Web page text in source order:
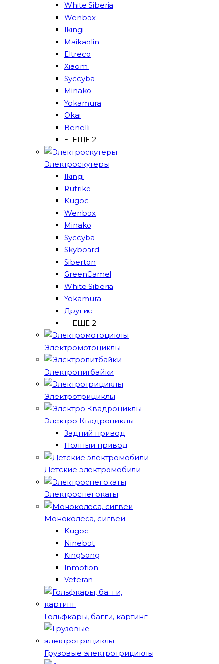
White Siberia
Wenbox
Ikingi
Maikaolin
Eltreco
Xiaomi
Syccyba
Minako
Yokamura
Okai
Benelli
+ ЕЩЕ 2
Электроскутеры
Ikingi
Rutrike
Kugoo
Wenbox
Minako
Syccyba
Skyboard
Siberton
GreenCamel
White Siberia
Yokamura
Другие
+ ЕЩЕ 2
Электромотоциклы
Электропитбайки
Электротрициклы
Электро Квадроциклы
Задний привод
Полный привод
Детские электромобили
Электроснегокаты
Моноколеса, сигвеи
Kugoo
Ninebot
KingSong
Inmotion
Veteran
Гольфкары, багги, картинг
Грузовые электротрициклы